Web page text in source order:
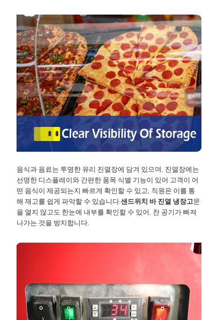
음식과 음료는 투명한 유리 진열장에 담겨 있으며, 진열장에는
선명한 디스플레이와 간편한 품목 식별 기능이 있어 고객이 어
떤 음식이 제공되는지 빠르게 확인할 수 있고, 직원은 이를 통
해 재고를 쉽게 파악할 수 있습니다.샌드위치 바 진열 냉장고문
을 열지 않고도 한눈에 내부를 확인할 수 있어, 찬 공기가 빠져
나가는 것을 방지합니다.